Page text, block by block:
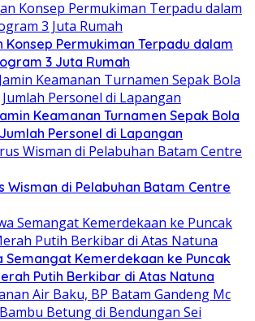
Konsep Permukiman Terpadu dalam
3 Juta Rumah
Keamanan Turnamen Sepak Bola
Personel di Lapangan
Wisman di Pelabuhan Batam Centre
Semangat Kemerdekaan ke Puncak
Putih Berkibar di Atas Natuna